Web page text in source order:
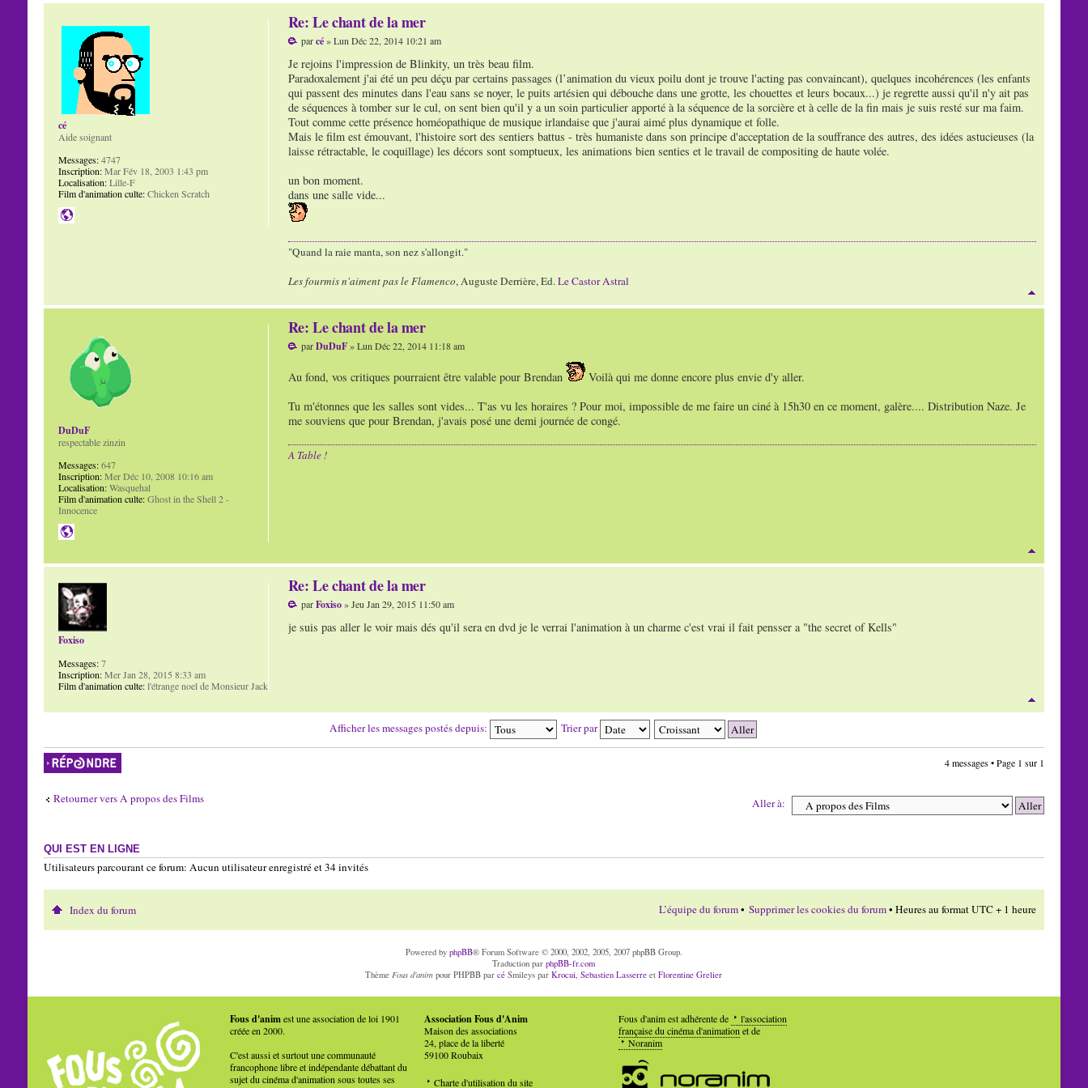
Re: Le chant de la mer
parcé» Lun Déc 22, 2014 10:21 am
Je rejoins l'impression de Blinkity, un très beau film.
Paradoxalement j'ai été un peu déçu par certains passages (l’animation du vieux poilu dont je trouve l'acting pas convaincant), quelques incohérences (les enfants
qui passent des minutes dans l'eau sans se noyer, le puits artésien qui débouche dans une grotte, les chouettes et leurs bocaux...) je regrette aussi qu'il n'y ait pas
de séquences à tomber sur le cul, on sent bien qu'il y a un soin particulier apporté à la séquence de la sorcière et à celle de la fin mais je suis resté sur ma faim.
Tout comme cette présence homéopathique de musique irlandaise que j'aurai aimé plus dynamique et folle.
Mais le film est émouvant, l'histoire sort des sentiers battus - très humaniste dans son principe d'acceptation de la souffrance des autres, des idées astucieuses (la
laisse rétractable, le coquillage) les décors sont somptueux, les animations bien senties et le travail de compositing de haute volée.
un bon moment.
dans une salle vide...
"Quand la raie manta, son nez s'allongit."
Les fourmis n'aiment pas le Flamenco, Auguste Derrière, Ed.Le Castor Astral
cé
Aide soignant
Messages:4747
Inscription:Mar Fév 18, 2003 1:43 pm
Localisation:Lille-F
Film d'animation culte:Chicken Scratch
Re: Le chant de la mer
parDuDuF» Lun Déc 22, 2014 11:18 am
Au fond, vos critiques pourraient être valable pour Brendan
Voilà qui me donne encore plus envie d'y aller.
Tu m'étonnes que les salles sont vides... T'as vu les horaires ? Pour moi, impossible de me faire un ciné à 15h30 en ce moment, galère.... Distribution Naze. Je
me souviens que pour Brendan, j'avais posé une demi journée de congé.
A Table !
DuDuF
respectable zinzin
Messages:647
Inscription:Mer Déc 10, 2008 10:16 am
Localisation:Wasquehal
Film d'animation culte:Ghost in the Shell 2 -
Innocence
Re: Le chant de la mer
parFoxiso» Jeu Jan 29, 2015 11:50 am
je suis pas aller le voir mais dés qu'il sera en dvd je le verrai l'animation à un charme c'est vrai il fait pensser a "the secret of Kells"
Foxiso
Messages:7
Inscription:Mer Jan 28, 2015 8:33 am
Film d'animation culte:l'étrange noel de Monsieur Jack
Afficher les messages postés depuis: Trier par
Répondre 4 messages • Page 1 sur 1
Retourner vers A propos des Films Aller à:
QUI EST EN LIGNE
Utilisateurs parcourant ce forum: Aucun utilisateur enregistré et 34 invités
Index du forum L’équipe du forum• Supprimer les cookies du forum• Heures au format UTC + 1 heure
Powered by phpBB® Forum Software © 2000, 2002, 2005, 2007 phpBB Group.
Traduction parphpBB-fr.com
ThèmeFous d'anim pour PHPBB parcé Smileys parKrocui,Sebastien Lasserre etFlorentine Grelier
Fous d'animest une association de loi 1901
créée en 2000.
C'est aussi et surtout une communauté
francophone libre et indépendante débattant du
sujet du cinéma d'animation sous toutes ses
Association Fous d'Anim
Maison des associations
24, place de la liberté
59100 Roubaix
Charte d'utilisation du site
Fous d'anim est adhérente de
l'association
française du cinéma d'animationet de
Noranim